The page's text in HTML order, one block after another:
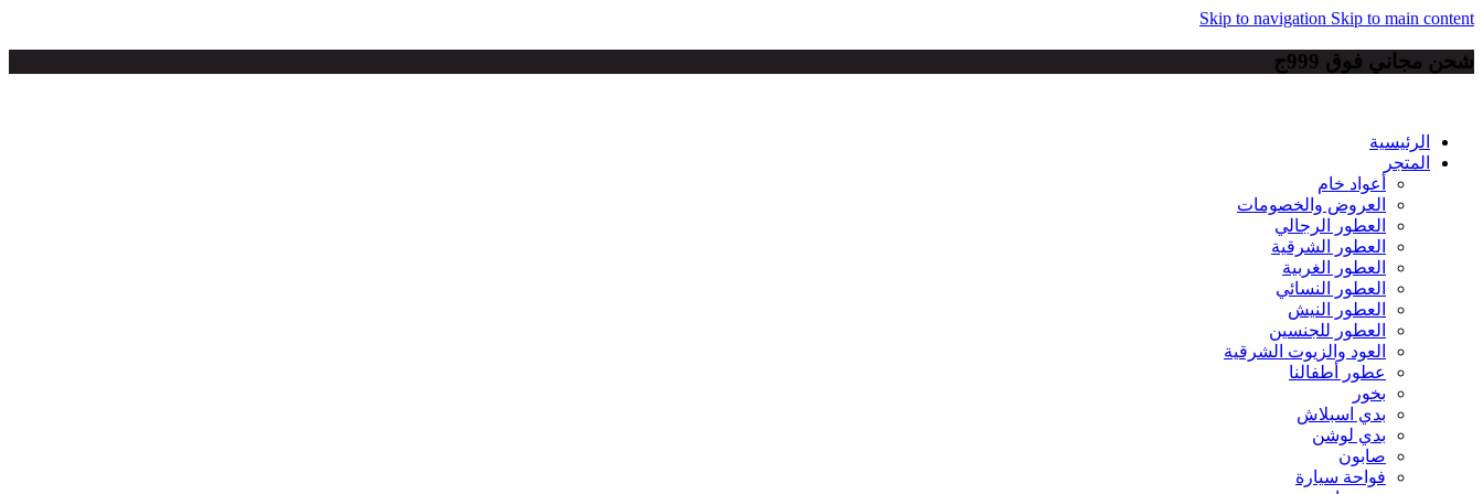
Skip to navigation Skip to main content
شحن مجاني فوق 999ج
الرئيسية
المتجر
أعواد خام
العروض والخصومات
العطور الرجالي
العطور الشرقية
العطور الغربية
العطور النسائي
العطور النيش
العطور للجنسين
العود والزيوت الشرقية
عطور أطفالنا
بخور
بدي اسبلاش
بدي لوشن
صابون
فواحة سيارة